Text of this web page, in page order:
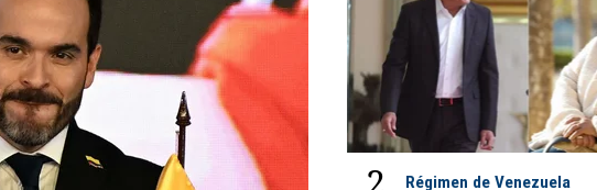
Régimen de Venezuela